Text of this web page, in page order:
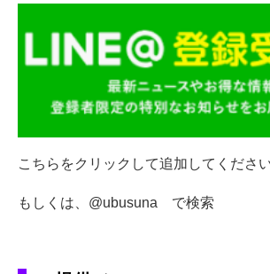
こちらをクリックして追加してください
もしくは、@ubusuna で検索